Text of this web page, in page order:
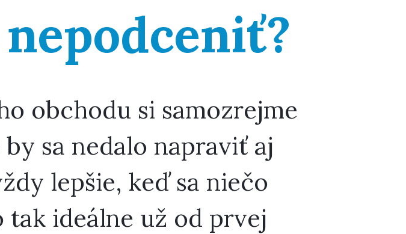
obchodu si samozrejme
sa nedalo napraviť aj
lepšie, keď sa niečo
ideálne už od prvej